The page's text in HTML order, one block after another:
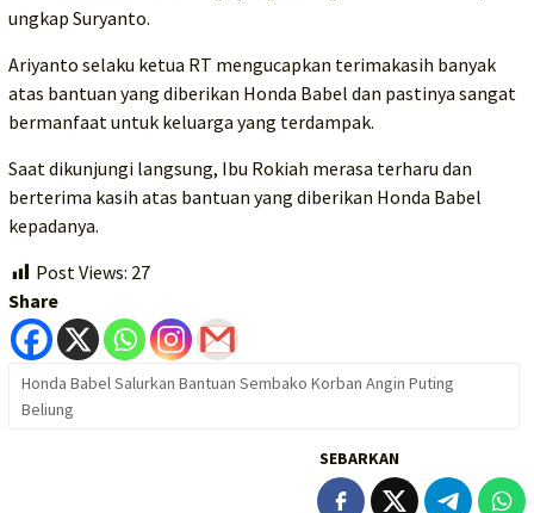
ungkap Suryanto.
Ariyanto selaku ketua RT mengucapkan terimakasih banyak
atas bantuan yang diberikan Honda Babel dan pastinya sangat
bermanfaat untuk keluarga yang terdampak.
Saat dikunjungi langsung, Ibu Rokiah merasa terharu dan
berterima kasih atas bantuan yang diberikan Honda Babel
kepadanya.
Post Views: 27
Share
Honda Babel Salurkan Bantuan Sembako Korban Angin Puting
Beliung
SEBARKAN